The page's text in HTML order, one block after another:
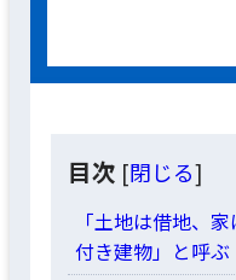
目次 [閉じる]
「土地は借地、
付き建物」と呼ぶ